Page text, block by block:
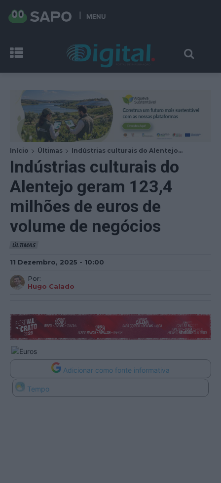
MENU
Início Últimas Indústrias culturais do Alentejo...
Indústrias culturais do
Alentejo geram 123,4
milhões de euros de
volume de negócios
ÚLTIMAS
11 Dezembro, 2025 - 10:00
Por:
Hugo Calado
Adicionar como fonte informativa
Tempo